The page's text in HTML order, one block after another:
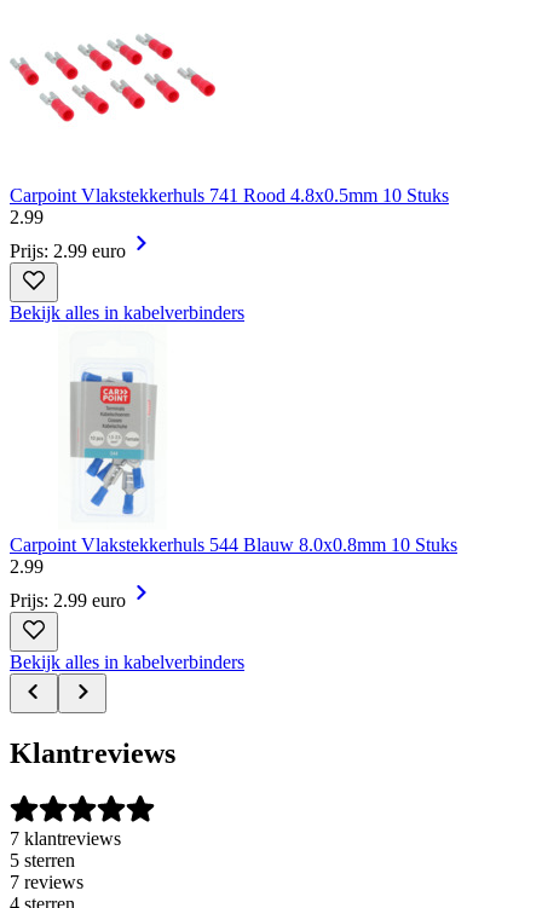
Carpoint Vlakstekkerhuls 741 Rood 4.8x0.5mm 10 Stuks
2.99
Prijs: 2.99 euro
Bekijk alles in kabelverbinders
Carpoint Vlakstekkerhuls 544 Blauw 8.0x0.8mm 10 Stuks
2.99
Prijs: 2.99 euro
Bekijk alles in kabelverbinders
Klantreviews
7 klantreviews
5 sterren
7 reviews
4 sterren